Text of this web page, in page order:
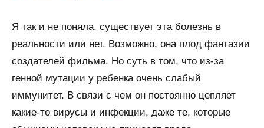
Я так и не поняла, существует эта болезнь в
реальности или нет. Возможно, она плод фантазии
создателей фильма. Но суть в том, что из-за
генной мутации у ребенка очень слабый
иммунитет. В связи с чем он постоянно цепляет
какие-то вирусы и инфекции, даже те, которые